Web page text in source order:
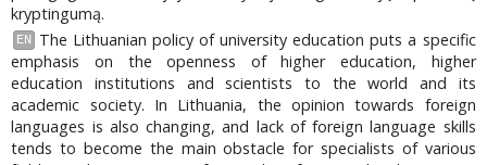
kryptingumą.
EN
The Lithuanian policy of university education puts a specific
emphasis on the openness of higher education, higher
education institutions and scientists to the world and its
academic society. In Lithuania, the opinion towards foreign
languages is also changing, and lack of foreign language skills
tends to become the main obstacle for specialists of various